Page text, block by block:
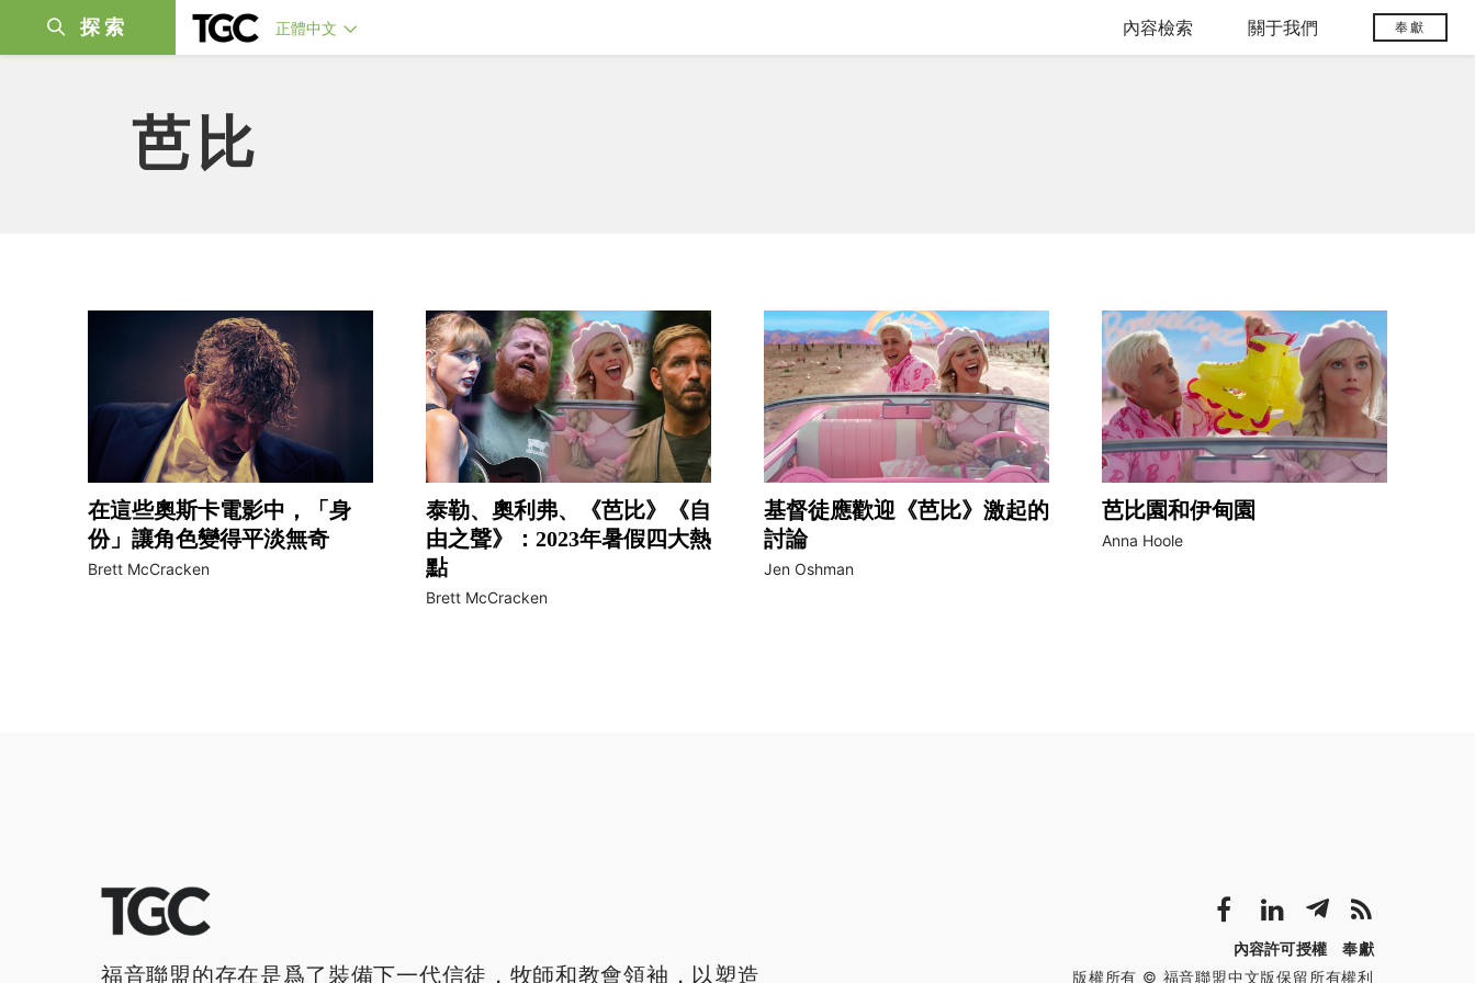
探索 正體中文 內容檢索 關于我們 奉獻
芭比
在這些奧斯卡電影中，「身
份」讓角色變得平淡無奇
Brett McCracken
泰勒、奧利弗、《芭比》《自
由之聲》：2023年暑假四大熱
點
Brett McCracken
基督徒應歡迎《芭比》激起的
討論
Jen Oshman
芭比園和伊甸園
Anna Hoole
福音聯盟的存在是爲了裝備下一代信徒，牧師和教會領袖，以塑造
內容許可授權
奉獻
版權所有 © 福音聯盟中文版保留所有權利